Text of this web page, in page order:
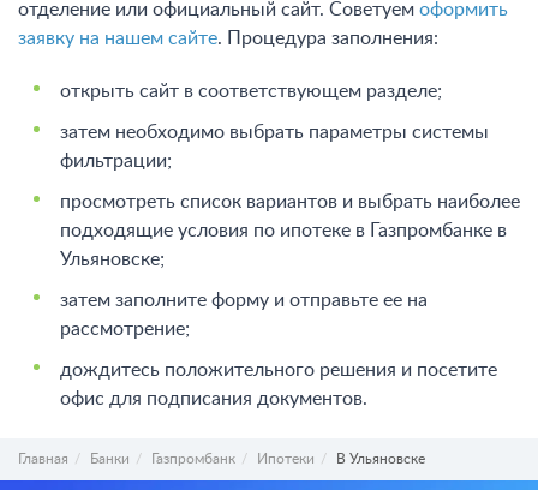
отделение или официальный сайт. Советуем оформить
заявку на нашем сайте. Процедура заполнения:
открыть сайт в соответствующем разделе;
затем необходимо выбрать параметры системы
фильтрации;
просмотреть список вариантов и выбрать наиболее
подходящие условия по ипотеке в Газпромбанке в
Ульяновске;
затем заполните форму и отправьте ее на
рассмотрение;
дождитесь положительного решения и посетите
офис для подписания документов.
Главная Банки Газпромбанк Ипотеки В Ульяновске